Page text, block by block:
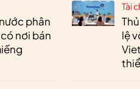
phân
nơi bán
Tài
lệ